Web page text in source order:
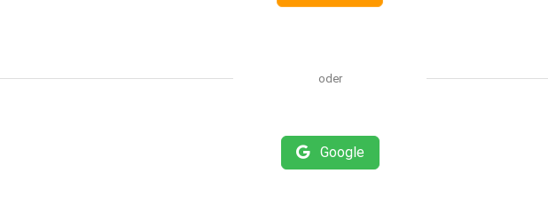
oder
Google